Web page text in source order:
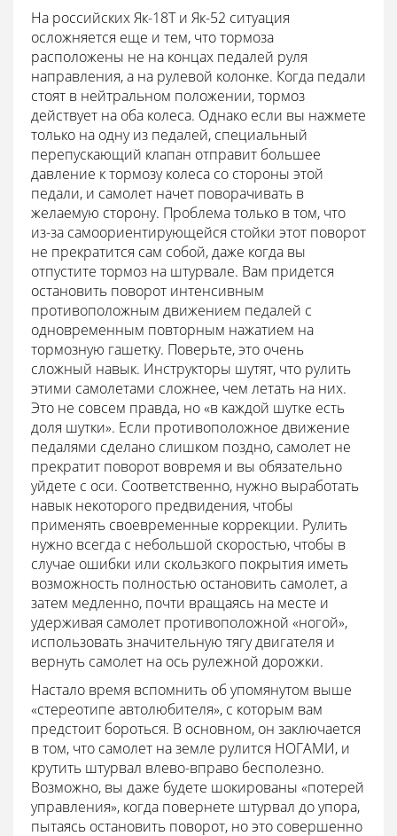
На российских Як-18T и Як-52 ситуация
осложняется еще и тем, что тормоза
расположены не на концах педалей руля
направления, а на рулевой колонке. Когда педали
стоят в нейтральном положении, тормоз
действует на оба колеса. Однако если вы нажмете
только на одну из педалей, специальный
перепускающий клапан отправит большее
давление к тормозу колеса со стороны этой
педали, и самолет начет поворачивать в
желаемую сторону. Проблема только в том, что
из-за самоориентирующейся стойки этот поворот
не прекратится сам собой, даже когда вы
отпустите тормоз на штурвале. Вам придется
остановить поворот интенсивным
противоположным движением педалей с
одновременным повторным нажатием на
тормозную гашетку. Поверьте, это очень
сложный навык. Инструкторы шутят, что рулить
этими самолетами сложнее, чем летать на них.
Это не совсем правда, но «в каждой шутке есть
доля шутки». Если противоположное движение
педалями сделано слишком поздно, самолет не
прекратит поворот вовремя и вы обязательно
уйдете с оси. Соответственно, нужно выработать
навык некоторого предвидения, чтобы
применять своевременные коррекции. Рулить
нужно всегда с небольшой скоростью, чтобы в
случае ошибки или скользкого покрытия иметь
возможность полностью остановить самолет, а
затем медленно, почти вращаясь на месте и
удерживая самолет противоположной «ногой»,
использовать значительную тягу двигателя и
вернуть самолет на ось рулежной дорожки.
Настало время вспомнить об упомянутом выше
«стереотипе автолюбителя», с которым вам
предстоит бороться. В основном, он заключается
в том, что самолет на земле рулится НОГАМИ, и
крутить штурвал влево-вправо бесполезно.
Возможно, вы даже будете шокированы «потерей
управления», когда повернете штурвал до упора,
пытаясь остановить поворот, но это совершенно